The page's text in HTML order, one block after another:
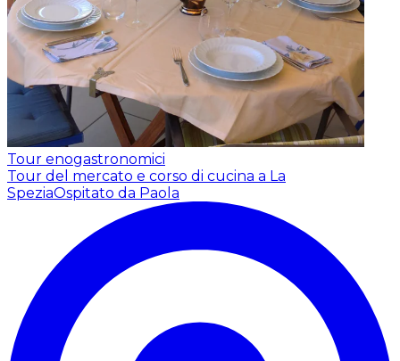
Tour enogastronomici
Tour del mercato e corso di cucina a La
SpeziaOspitato da Paola